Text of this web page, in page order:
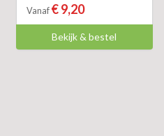
Vanaf € 9,20
Bekijk & bestel